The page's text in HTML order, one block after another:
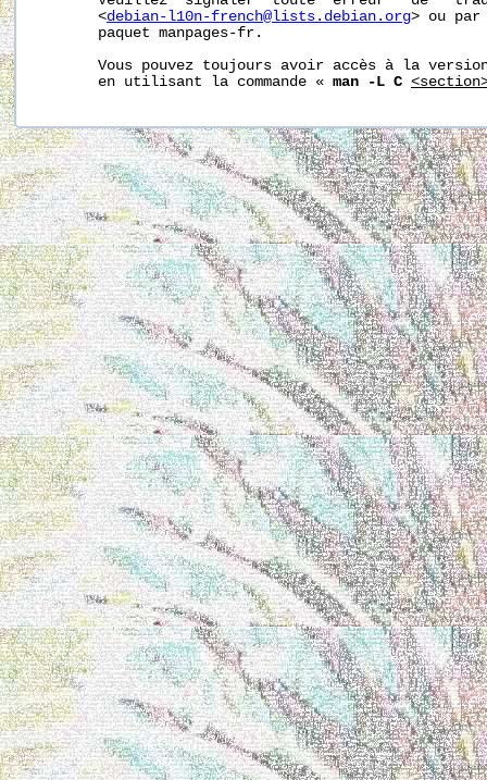
       <
debian-l10n-french@lists.debian.org> ou par
       paquet manpages-fr.
Vous pouvez toujours avoir accès à la
       en utilisant la commande «
man -L C